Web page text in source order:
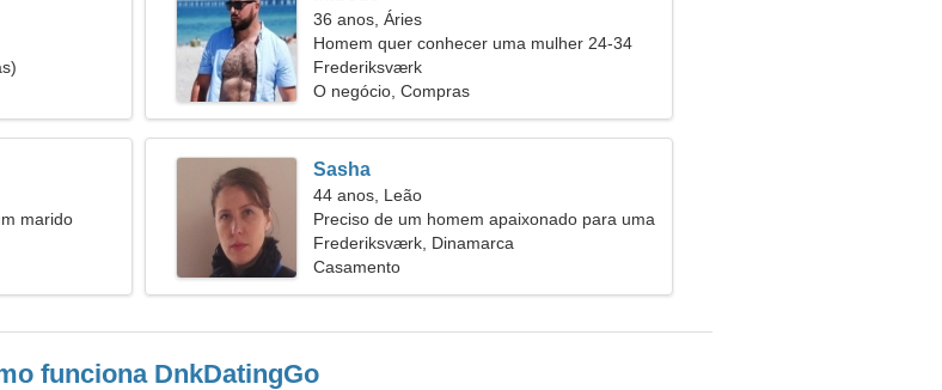
36 anos, Áries
Homem quer conhecer uma mulher 24-34
Frederiksværk
O negócio, Compras
marido
Sasha
44 anos, Leão
Preciso de um homem apaixonado para uma
família
Frederiksværk, Dinamarca
Casamento
funciona DnkDatingGo